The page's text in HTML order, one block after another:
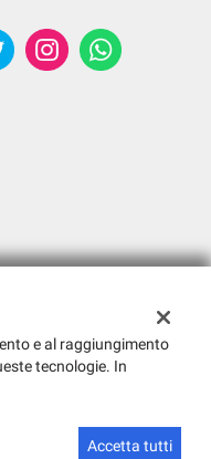
GestionaleAuto.com
e al raggiungimento
tecnologie. In
Accetta tutti